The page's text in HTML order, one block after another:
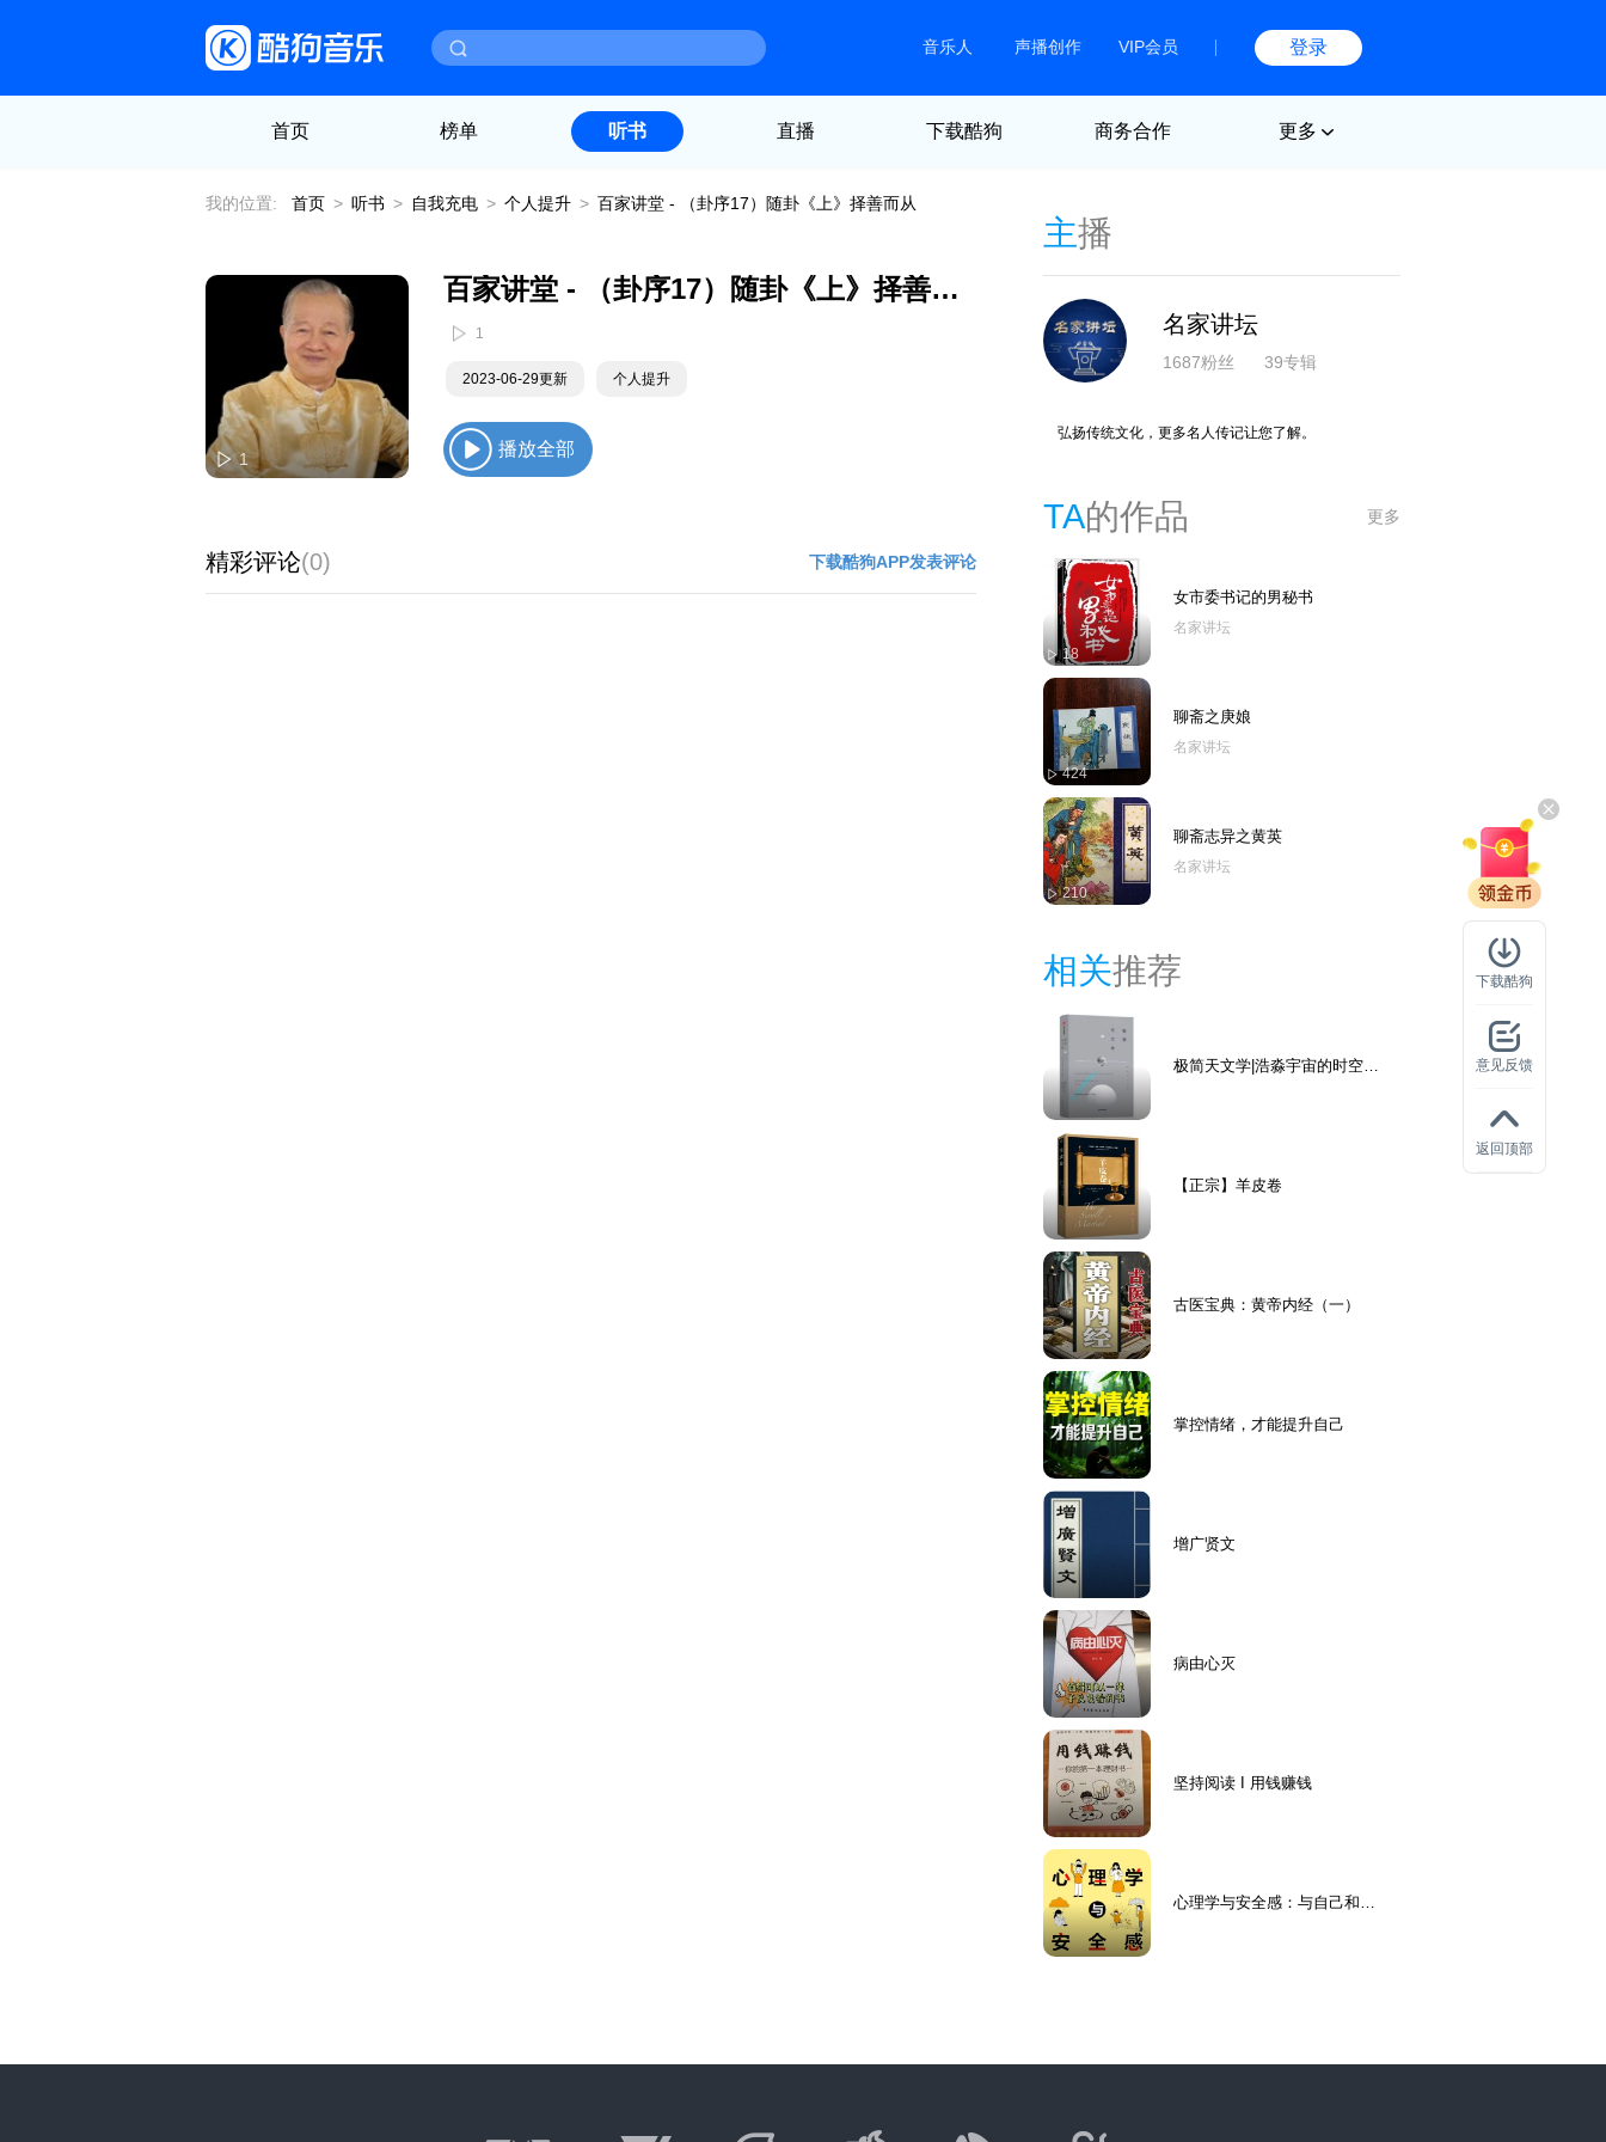
音乐人 声播创作 VIP会员 登录
首页 榜单 听书 直播 下载酷狗 商务合作 更多
我的位置: 首页 > 听书 > 自我充电 > 个人提升 > 百家讲堂 - （卦序17）随卦《上》择善而从
1
百家讲堂 - （卦序17）随卦《上》择善而从
1
2023-06-29更新 个人提升
播放全部
精彩评论(0) 下载酷狗APP发表评论
主播
名家讲坛
1687粉丝 39专辑
弘扬传统文化，更多名人传记让您了解。
TA的作品 更多
18
女市委书记的男秘书
名家讲坛
424
聊斋之庚娘
名家讲坛
210
聊斋志异之黄英
名家讲坛
相关推荐
极简天文学|浩淼宇宙的时空奥
【正宗】羊皮卷
古医宝典：黄帝内经（一）
掌控情绪，才能提升自己
增广贤文
病由心灭
坚持阅读 I 用钱赚钱
心理学与安全感：与自己和解|
下载酷狗
意见反馈
返回顶部